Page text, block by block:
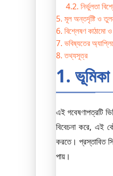
4.2. নির্ভুলতা
5. মূল অন্তর্দৃষ্টি ও
6. বিশ্লেষণ কাঠামো
7. ভবিষ্যতের
8. তথ্যসূত্র
1. ভূমিকা
এই গবেষণাপত্রটি
বিবেচনা করে, এই
করতে। প্রস্তাবিত
পায়।